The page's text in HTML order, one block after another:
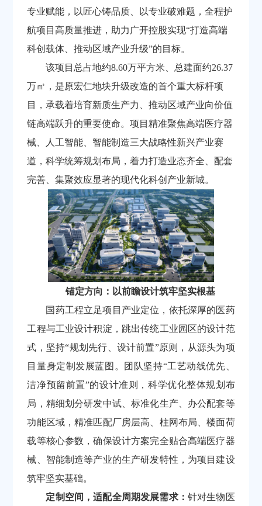
专业赋能，以匠心铸品质、以专业破难题，全程护
航项目高质量推进，助力广开控股实现“打造高端
科创载体、推动区域产业升级”的目标。
该项目总占地约8.60万平方米、总建面约26.37
万㎡，是原宏仁地块升级改造的首个重大标杆项
目，承载着培育新质生产力、推动区域产业向价值
链高端跃升的重要使命。项目精准聚焦高端医疗器
械、人工智能、智能制造三大战略性新兴产业赛
道，科学统筹规划布局，着力打造业态齐全、配套
完善、集聚效应显著的现代化科创产业新城。
锚定方向：以前瞻设计筑牢坚实根基
国药工程立足项目产业定位，依托深厚的医药
工程与工业设计积淀，跳出传统工业园区的设计范
式，坚持“规划先行、设计前置”原则，从源头为项
目量身定制发展蓝图。团队坚持“工艺动线优先、
洁净预留前置”的设计准则，科学优化整体规划布
局，精细划分研发中试、标准化生产、办公配套等
功能区域，精准匹配厂房层高、柱网布局、楼面荷
载等核心参数，确保设计方案完全贴合高端医疗器
械、智能制造等产业的生产研发特性，为项目建设
筑牢坚实基础。
定制空间，适配全周期发展需求： 针对生物医